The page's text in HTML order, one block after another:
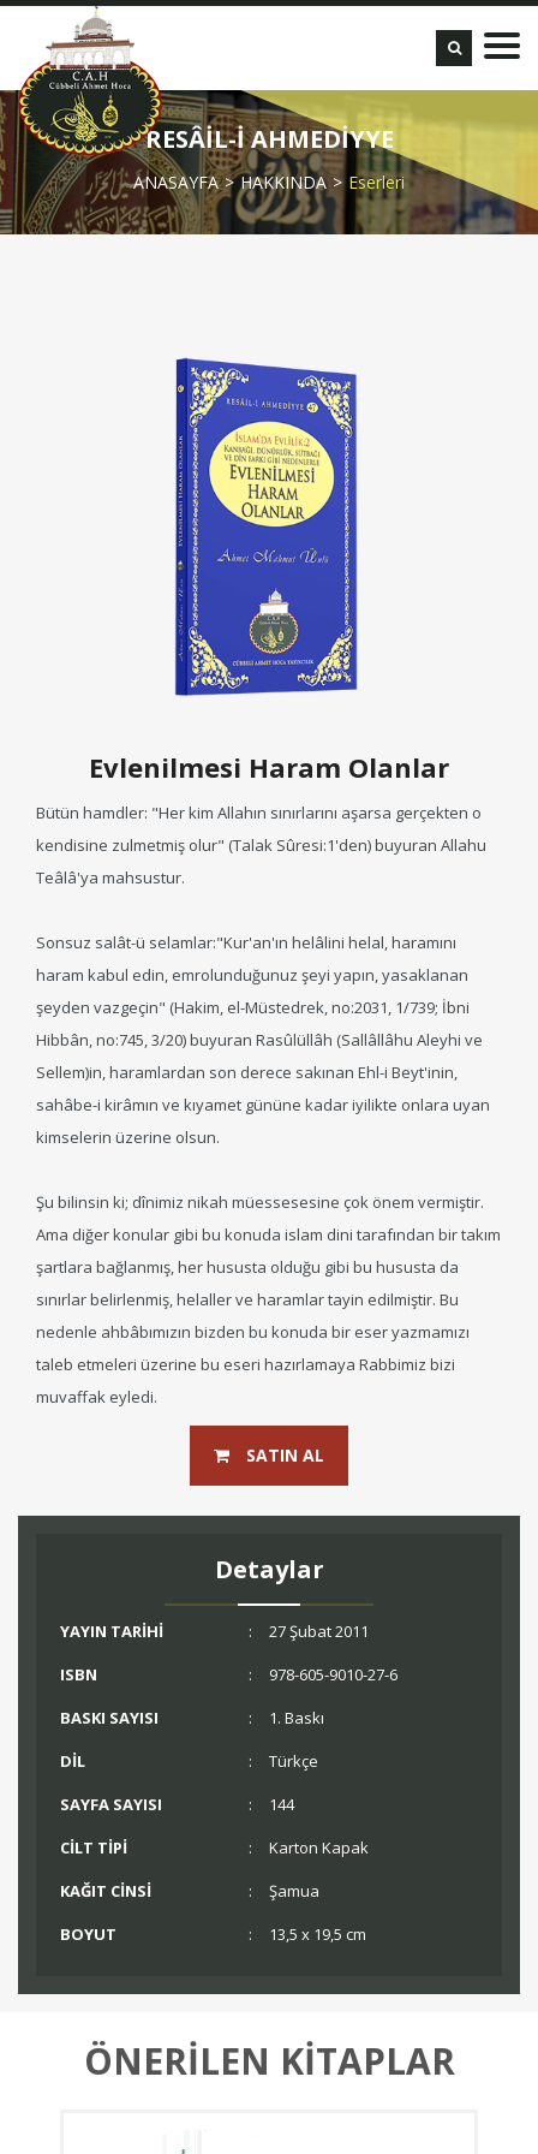
RESÂİL-İ AHMEDİYYE
ANASAYFA HAKKINDA Eserleri
Evlenilmesi Haram Olanlar
Bütün hamdler: "Her kim Allahın sınırlarını aşarsa gerçekten o
kendisine zulmetmiş olur" (Talak Sûresi:1'den) buyuran Allahu
Teâlâ'ya mahsustur.
Sonsuz salât-ü selamlar:"Kur'an'ın helâlini helal, haramını
haram kabul edin, emrolunduğunuz şeyi yapın, yasaklanan
şeyden vazgeçin" (Hakim, el-Müstedrek, no:2031, 1/739; İbni
Hibbân, no:745, 3/20) buyuran Rasûlüllâh (Sallâllâhu Aleyhi ve
Sellem)in, haramlardan son derece sakınan Ehl-i Beyt'inin,
sahâbe-i kirâmın ve kıyamet gününe kadar iyilikte onlara uyan
kimselerin üzerine olsun.
Şu bilinsin ki; dînimiz nikah müessesesine çok önem vermiştir.
Ama diğer konular gibi bu konuda islam dini tarafından bir takım
şartlara bağlanmış, her hususta olduğu gibi bu hususta da
sınırlar belirlenmiş, helaller ve haramlar tayin edilmiştir. Bu
nedenle ahbâbımızın bizden bu konuda bir eser yazmamızı
taleb etmeleri üzerine bu eseri hazırlamaya Rabbimiz bizi
muvaffak eyledi.
SATIN AL
Detaylar
YAYIN TARİHİ :
27 Şubat 2011
ISBN
:
978-605-9010-27-6
BASKI SAYISI
:
1. Baskı
DİL
:
Türkçe
SAYFA SAYISI
:
144
CİLT TİPİ
:
Karton Kapak
KAĞIT CİNSİ
:
Şamua
BOYUT
: 13,5 x 19,5 cm
ÖNERİLEN KİTAPLAR